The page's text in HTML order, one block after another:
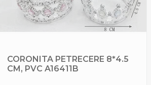
CORONITA PETRECERE 8*4.5
CM, PVC A16411B